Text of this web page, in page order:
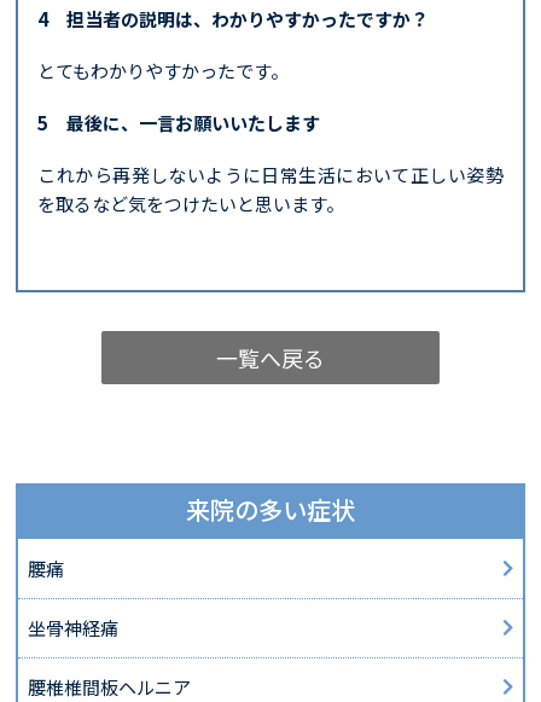
4 担当者の説明は、わかりやすかったですか？
とてもわかりやすかったです。
5 最後に、一言お願いいたします
これから再発しないように日常生活において正しい姿勢
を取るなど気をつけたいと思います。
一覧へ戻る
来院の多い症状
腰痛
坐骨神経痛
腰椎椎間板ヘルニア